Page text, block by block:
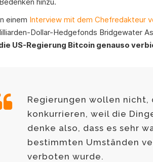
einem Interview mit dem Chefredakteur
Dollar-Hedgefonds Bridgewater
US-Regierung Bitcoin genauso
Regierungen wollen nicht,
konkurrieren, weil die
denke also, dass es sehr
bestimmten Umständen
verboten wurde.